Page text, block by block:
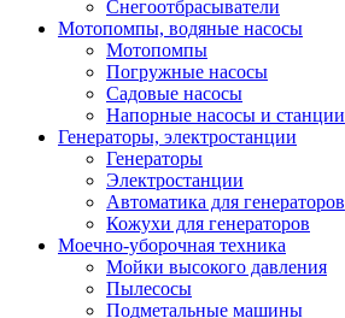
Снегоотбрасыватели
Мотопомпы, водяные насосы
Мотопомпы
Погружные насосы
Садовые насосы
Напорные насосы и станции
Генераторы, электростанции
Генераторы
Электростанции
Автоматика для генераторов
Кожухи для генераторов
Моечно-уборочная техника
Мойки высокого давления
Пылесосы
Подметальные машины